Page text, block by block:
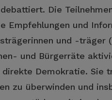
Die
Empfehlungen und
und -träger
und Bürgerräte
Demokratie. Sie
zu überwinden und